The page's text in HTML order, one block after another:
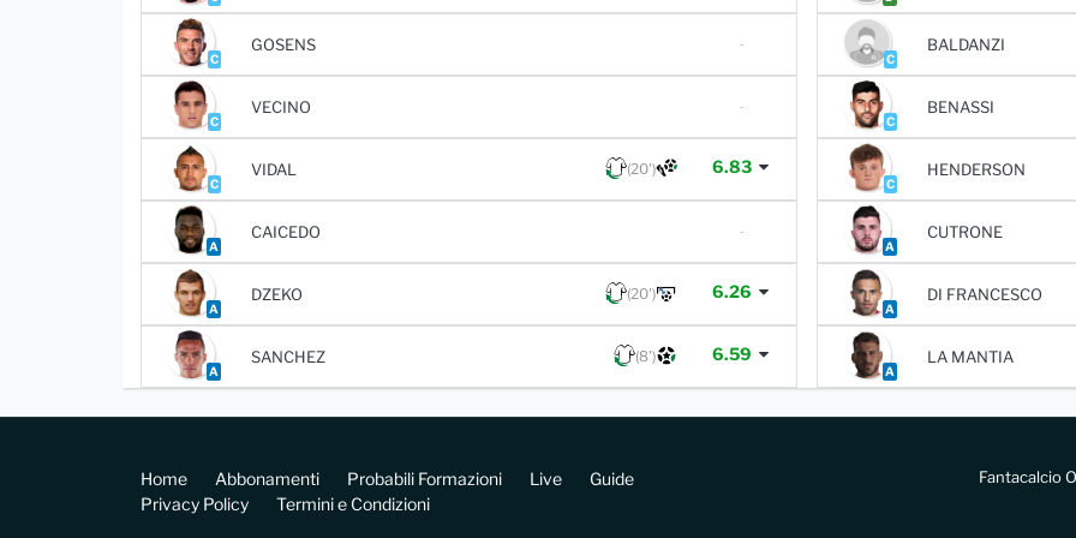
C
GOSENS -
C
VECINO -
C
VIDAL (20') 6.83
A
CAICEDO -
A
DZEKO (20') 6.26
A
SANCHEZ (8') 6.59
C
BALDANZI
C
BENASSI
C
HENDERSON
A
CUTRONE
A
DI FRANCESCO
A
LA MANTIA
Home Abbonamenti Probabili Formazioni Live
Guide
Privacy Policy
Termini e Condizioni
Fantacalcio